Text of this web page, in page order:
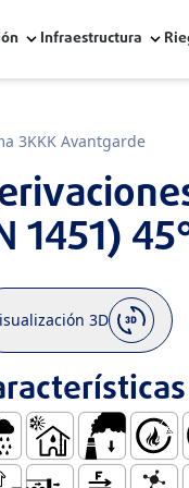
Infraestructura
3KKK Avantgarde
1451)
3D
Pluviales
Serie FríaBaja Emisión